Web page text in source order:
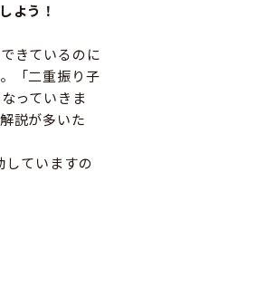
よう！
きているのに
「二重振り子
っていきま
説が多いた
ていますの